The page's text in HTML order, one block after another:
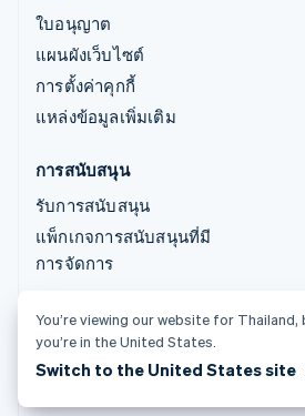
ใบอนุญาต
แผนผังเว็บไซต์
การตั้งค่าคุกกี้
แหล่งข้อมูลเพิ่มเติม
การสนับสนุน
รับการสนับสนุน
แพ็กเกจการสนับสนุนที่มี
การจัดการ
© 2026 Stripe, LLC
You’re viewing our website for
you’re in the United States.
Switch to the United States site